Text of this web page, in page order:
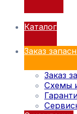
Каталог
Заказ
Заказ
Схемы